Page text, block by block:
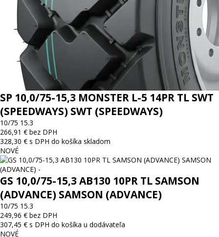
SP 10,0/75-15,3 MONSTER L-5 14PR TL SWT
(SPEEDWAYS) SWT (SPEEDWAYS)
10/75 15.3
266,91 € bez DPH
328,30 € s DPH do košíka skladom
NOVÉ
GS 10,0/75-15,3 AB130 10PR TL SAMSON
(ADVANCE) SAMSON (ADVANCE)
10/75 15.3
249,96 € bez DPH
307,45 € s DPH do košíka u dodávateľa
NOVÉ